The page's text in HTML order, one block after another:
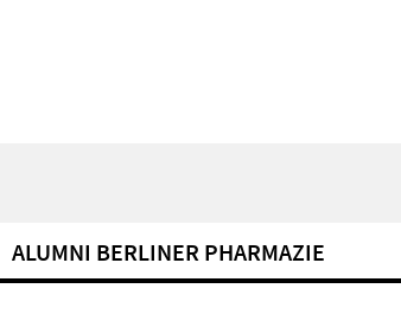
ALUMNI BERLINER PHARMAZIE